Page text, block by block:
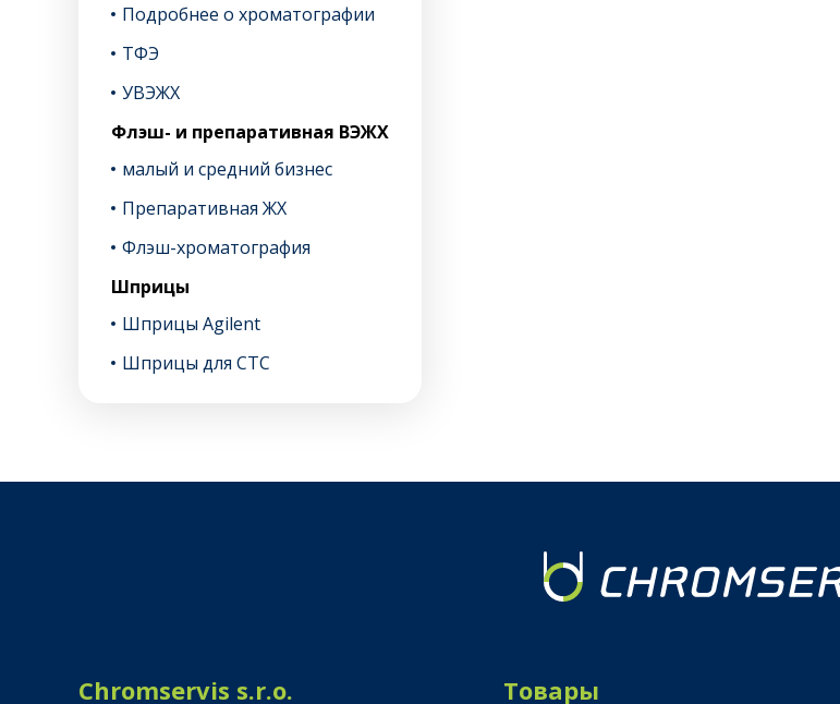
Подробнее о хроматографии
ТФЭ
УВЭЖХ
Флэш- и препаративная ВЭЖХ
малый и средний бизнес
Препаративная ЖХ
Флэш-хроматография
Шприцы
Шприцы Agilent
Шприцы для CTC
Chromservis s.r.o. Товары